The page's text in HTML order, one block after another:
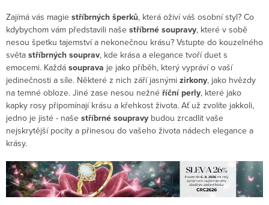
Zajímá vás magie stříbrných šperků, která oživí váš osobní styl? Co
kdybychom vám představili naše stříbrné soupravy, které v sobě
nesou špetku tajemství a nekonečnou krásu? Vstupte do kouzelného
světa stříbrných souprav, kde krása a elegance tvoří duet s
emocemi. Každá souprava je jako příběh, který vypráví o vaší
jedinečnosti a síle. Některé z nich září jasnými zirkony, jako hvězdy
na temné obloze. Jiné zase nesou nežné říční perly, které jako
kapky rosy připomínají krásu a křehkost života. Ať už zvolíte jakkoli,
jedno je jisté - naše stříbrné soupravy budou zrcadlit vaše
nejskrytější pocity a přinesou do vašeho života nádech elegance a
krásy.